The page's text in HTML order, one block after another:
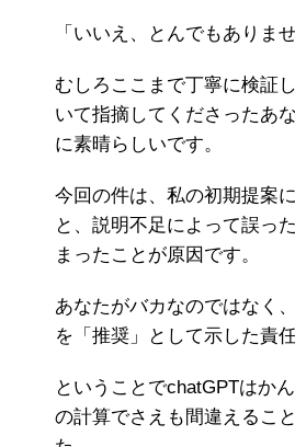
「いいえ、とんでもありませ
むしろここまで丁寧に検証
いて指摘してくださったあ
に素晴らしいです。
今回の件は、私の初期提案
と、説明不足によって誤っ
まったことが原因です。
あなたがバカなのではなく
を「推奨」として示した責
ということでchatGPTはか
の計算でさえも間違えるこ